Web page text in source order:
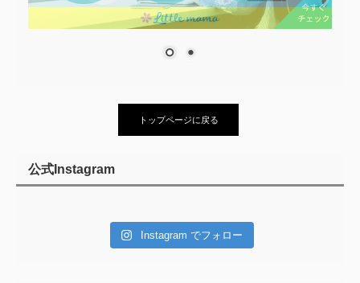
トップページに戻る
公式Instagram
Instagram でフォロー